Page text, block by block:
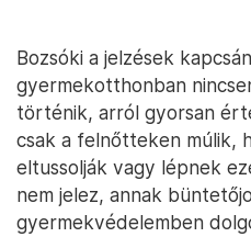
Bozsóki a jelzések
gyermekotthonban
történik, arról gyorsan
csak a felnőtteken múlik,
eltussolják vagy lépnek
nem jelez, annak
gyermekvédelemben